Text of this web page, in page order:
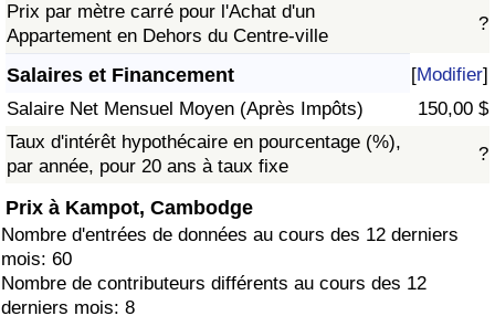
Prix par mètre carré pour l'Achat d'un
Appartement en Dehors du Centre-ville
?
Salaires et Financement [Modifier]
Salaire Net Mensuel Moyen (Après Impôts)
150,00 $
Taux d'intérêt hypothécaire en pourcentage (%),
par année, pour 20 ans à taux fixe
?
Prix à Kampot, Cambodge
Nombre d'entrées de données au cours des 12 derniers
mois: 60
Nombre de contributeurs différents au cours des 12
derniers mois: 8